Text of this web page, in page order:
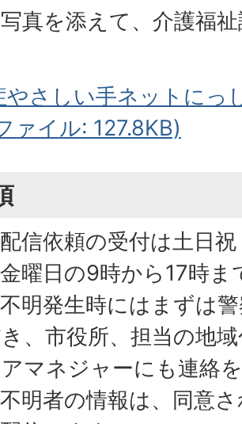
真を添えて、介護福
やさしい手ネットにっ
ァイル: 127.8KB)
信依頼の受付は土日
曜日の9時から17時ま
明発生時にはまずは
、市役所、担当の地
マネジャーにも連絡
明者の情報は、同意